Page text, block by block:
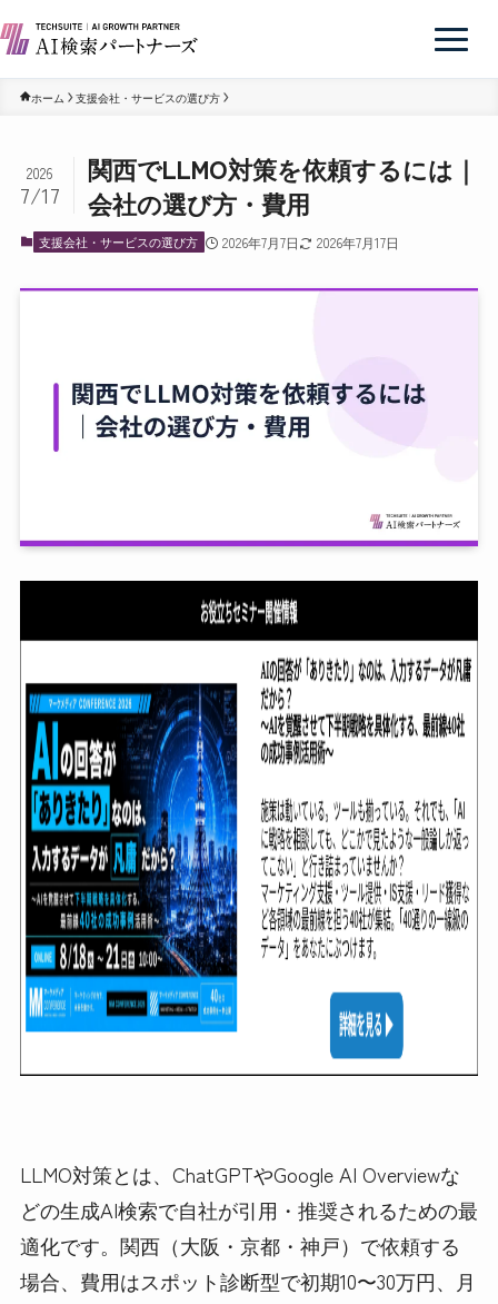
ホーム 支援会社・サービスの選び方
関西でLLMO対策を依頼するには｜
会社の選び方・費用
2026
7/17
支援会社・サービスの選び方 2026年7月7日 2026年7月17日
LLMO対策とは、ChatGPTやGoogle AI Overviewな
どの生成AI検索で自社が引用・推奨されるための最
適化です。関西（大阪・京都・神戸）で依頼する
場合、費用はスポット診断型で初期10〜30万円、月